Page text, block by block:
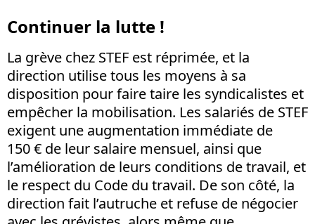
Continuer la lutte !
La grève chez STEF est réprimée, et la
direction utilise tous les moyens à sa
disposition pour faire taire les syndicalistes et
empêcher la mobilisation. Les salariés de STEF
exigent une augmentation immédiate de
150 € de leur salaire mensuel, ainsi que
l’amélioration de leurs conditions de travail, et
le respect du Code du travail. De son côté, la
direction fait l’autruche et refuse de négocier